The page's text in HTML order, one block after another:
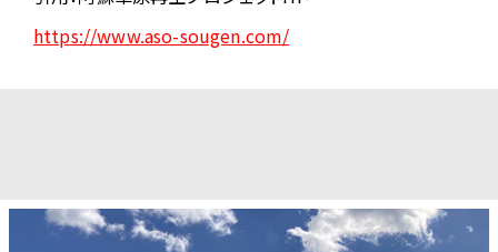
2025.04.23
コースマップ・GPXデータを公開しました。
事前にスマートフォンアプリにダウンロードまたは印刷をお願いしま
https://www.aso-sougen.com/